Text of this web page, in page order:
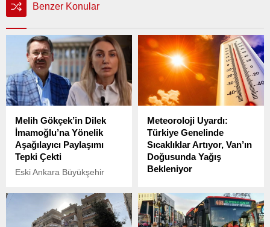
Benzer Konular
Melih Gökçek’in Dilek
İmamoğlu’na Yönelik
Aşağılayıcı Paylaşımı
Tepki Çekti
Eski Ankara Büyükşehir
Gökçek, sosyal medya
hesabından yaptığı
paylaşımda, İstanbul
Meteoroloji Uyardı:
Türkiye Genelinde
Sıcaklıklar Artıyor, Van’ın
Doğusunda Yağış
Bekleniyor
Müdürlüğü (MGM), 5
Haziran 2025 tarihli günlük
hava durumu raporunu